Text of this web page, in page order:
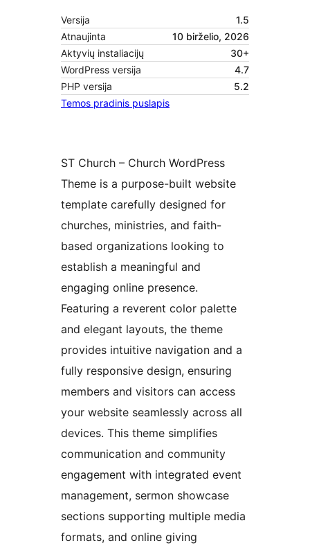
Versija
1.5
Atnaujinta
10 birželio, 2026
Aktyvių instaliacijų
30+
WordPress versija
4.7
PHP versija
5.2
Temos pradinis puslapis
ST Church – Church WordPress
Theme is a purpose-built website
template carefully designed for
churches, ministries, and faith-
based organizations looking to
establish a meaningful and
engaging online presence.
Featuring a reverent color palette
and elegant layouts, the theme
provides intuitive navigation and a
fully responsive design, ensuring
members and visitors can access
your website seamlessly across all
devices. This theme simplifies
communication and community
engagement with integrated event
management, sermon showcase
sections supporting multiple media
formats, and online giving